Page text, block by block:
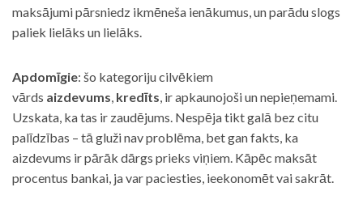
maksājumi pārsniedz ikmēneša ienākumus, un parādu slogs
paliek lielāks un lielāks.
Apdomīgie: šo kategoriju cilvēkiem
vārds aizdevums, kredīts, ir apkaunojoši un nepieņemami.
Uzskata, ka tas ir zaudējums. Nespēja tikt galā bez citu
palīdzības – tā gluži nav problēma, bet gan fakts, ka
aizdevums ir pārāk dārgs prieks viņiem. Kāpēc maksāt
procentus bankai, ja var paciesties, ieekonomēt vai sakrāt.